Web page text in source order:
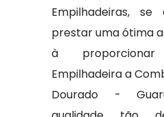
Empilhadeiras,
prestar uma ótima
à
Empilhadeira a
Dourado -